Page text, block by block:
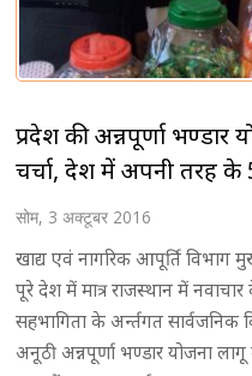
प्रदेश की अन्नपूर्णा भण्डार
चर्चा, देश में अपनी तरह के
सोम, 3 अक्टूबर 2016
खाद्य एवं नागरिक आपूर्ति विभाग
पूरे देश में मात्र राजस्थान में
सहभागिता के अर्न्तगत
अनूठी अन्नपूर्णा भण्डार योजना